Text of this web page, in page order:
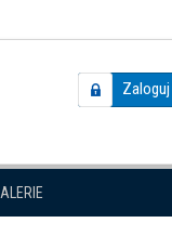
Zaloguj